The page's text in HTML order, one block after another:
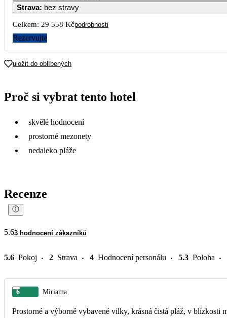
3
13 759
Strava: bez stravy
Celkem: 29 558 Kčpodrobnosti
Rezervujte
uložit do oblíbených
Proč si vybrat tento hotel
skvělé hodnocení
prostorné mezonety
nedaleko pláže
Recenze
5.63 hodnocení zákazníků
5.6 Pokoj 2 Strava 4 Hodnocení personálu 5.3 Poloha
6 Miriama
Prostorné a výborně vybavené vilky, krásná čistá pláž, v blízkosti